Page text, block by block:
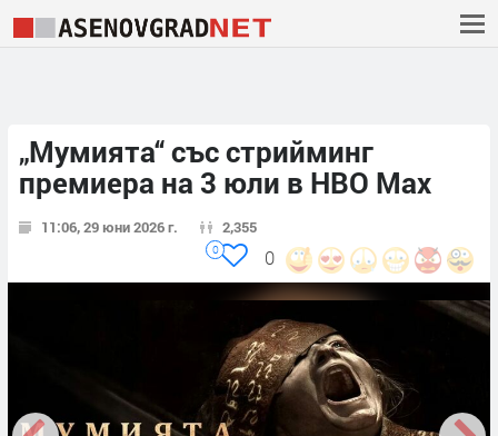
„Мумията“ със стрийминг
премиера на 3 юли в HBO Max
11:06, 29 юни 2026 г. 2,355
0
0